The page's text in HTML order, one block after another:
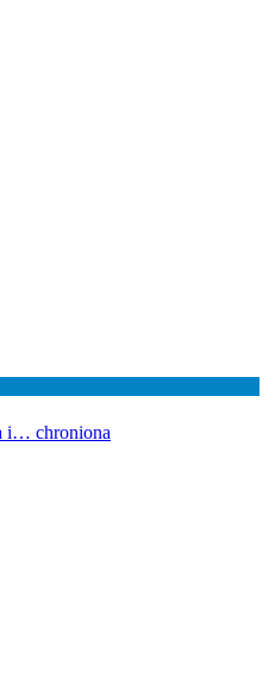
i… chroniona